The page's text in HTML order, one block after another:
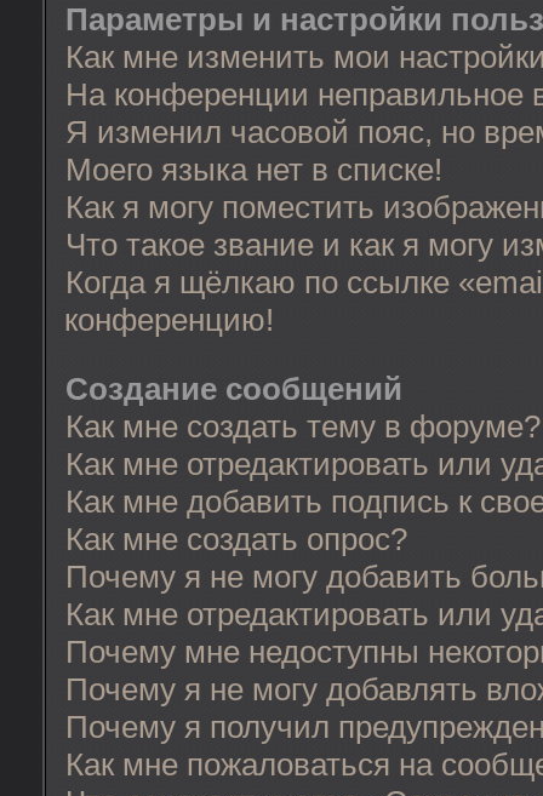
Параметры и настройки
Как мне изменить мои
На конференции неправильное
Я изменил часовой пояс, но
Моего языка нет в списке!
Как я могу поместить
Что такое звание и как я могу
Когда я щёлкаю по ссылке
конференцию!
Создание сообщений
Как мне создать тему в форуме?
Как мне отредактировать или
Как мне добавить подпись к
Как мне создать опрос?
Почему я не могу добавить
Как мне отредактировать или
Почему мне недоступны
Почему я не могу добавлять
Почему я получил
Как мне пожаловаться на